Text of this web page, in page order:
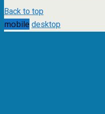
Back to top
mobile desktop